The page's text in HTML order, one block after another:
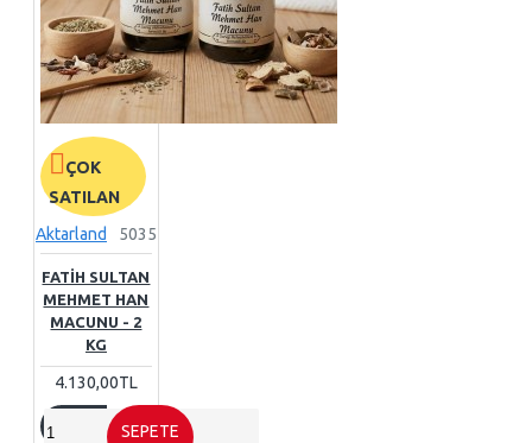
ÇOK
SATILAN
Aktarland
5035
FATIH SULTAN
MEHMET HAN
MACUNU - 2
KG
4.130,00TL
SEPETE